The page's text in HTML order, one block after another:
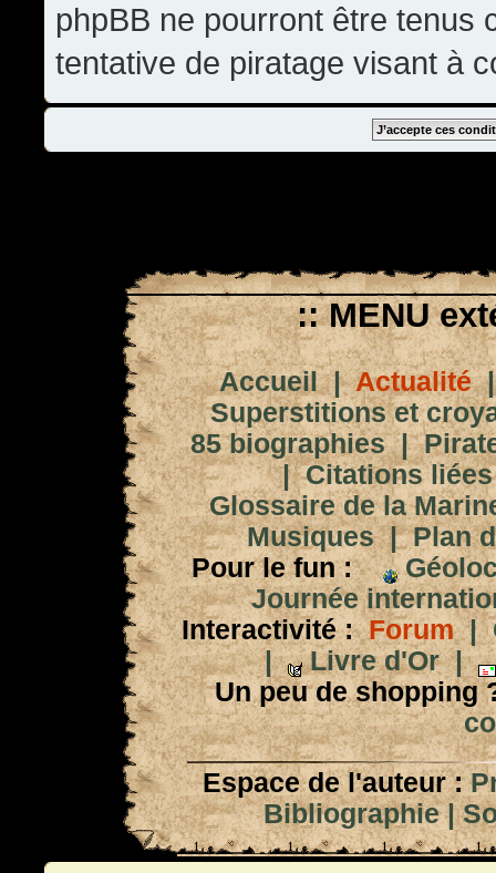
phpBB ne pourront être tenus
tentative de piratage visant à
:: MENU
Accueil|Actualité
Superstitions et
85 biographies|
|Citations
Glossaire de la
Musiques|Plan
Pour le fun :
Journée
Interactivité : Forum|
|
Livre d'Or|
Un peu de shopping
Espace de l'auteur :
Bibliographie|